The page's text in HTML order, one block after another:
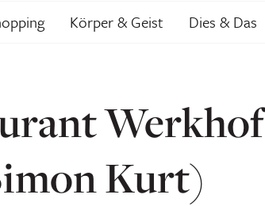
Körper & Geist Dies & Das
Werkhof
Kurt)